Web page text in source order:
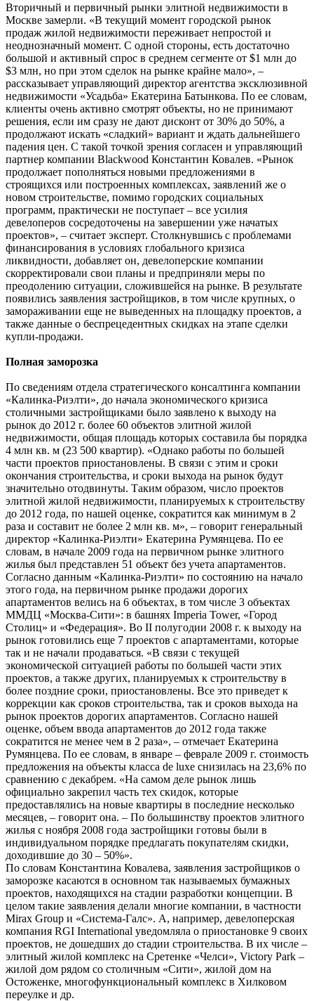
Вторичный и первичный рынки элитной недвижимости в
Москве замерли. «В текущий момент городской рынок
продаж жилой недвижимости переживает непростой и
неоднозначный момент. С одной стороны, есть достаточно
большой и активный спрос в среднем сегменте от $1 млн до
$3 млн, но при этом сделок на рынке крайне мало», –
рассказывает управляющий директор агентства эксклюзивной
недвижимости «Усадьба» Екатерина Батынкова. По ее словам,
клиенты очень активно смотрят объекты, но не принимают
решения, если им сразу не дают дисконт от 30% до 50%, а
продолжают искать «сладкий» вариант и ждать дальнейшего
падения цен. С такой точкой зрения согласен и управляющий
партнер компании Blackwood Константин Ковалев. «Рынок
продолжает пополняться новыми предложениями в
строящихся или построенных комплексах, заявлений же о
новом строительстве, помимо городских социальных
программ, практически не поступает – все усилия
девелоперов сосредоточены на завершении уже начатых
проектов», – считает эксперт. Столкнувшись с проблемами
финансирования в условиях глобального кризиса
ликвидности, добавляет он, девелоперские компании
скорректировали свои планы и предприняли меры по
преодолению ситуации, сложившейся на рынке. В результате
появились заявления застройщиков, в том числе крупных, о
замораживании еще не выведенных на площадку проектов, а
также данные о беспрецедентных скидках на этапе сделки
купли-продажи.
Полная заморозка
По сведениям отдела стратегического консалтинга компании
«Калинка-Риэлти», до начала экономического кризиса
столичными застройщиками было заявлено к выходу на
рынок до 2012 г. более 60 объектов элитной жилой
недвижимости, общая площадь которых составила бы порядка
4 млн кв. м (23 500 квартир). «Однако работы по большей
части проектов приостановлены. В связи с этим и сроки
окончания строительства, и сроки выхода на рынок будут
значительно отодвинуты. Таким образом, число проектов
элитной жилой недвижимости, планируемых к строительству
до 2012 года, по нашей оценке, сократится как минимум в 2
раза и составит не более 2 млн кв. м», – говорит генеральный
директор «Калинка-Риэлти» Екатерина Румянцева. По ее
словам, в начале 2009 года на первичном рынке элитного
жилья был представлен 51 объект без учета апартаментов.
Согласно данным «Калинка-Риэлти» по состоянию на начало
этого года, на первичном рынке продажи дорогих
апартаментов велись на 6 объектах, в том числе 3 объектах
ММДЦ «Москва-Сити»: в башнях Imperia Tower, «Город
Столиц» и «Федерация». Во II полугодии 2008 г. к выходу на
рынок готовились еще 7 проектов с апартаментами, которые
так и не начали продаваться. «В связи с текущей
экономической ситуацией работы по большей части этих
проектов, а также других, планируемых к строительству в
более поздние сроки, приостановлены. Все это приведет к
коррекции как сроков строительства, так и сроков выхода на
рынок проектов дорогих апартаментов. Согласно нашей
оценке, объем ввода апартаментов до 2012 года также
сократится не менее чем в 2 раза», – отмечает Екатерина
Румянцева. По ее словам, в январе – феврале 2009 г. стоимость
предложения на объекты класса de luxe снизилась на 23,6% по
сравнению с декабрем. «На самом деле рынок лишь
официально закрепил часть тех скидок, которые
предоставлялись на новые квартиры в последние несколько
месяцев, – говорит она. – По большинству проектов элитного
жилья с ноября 2008 года застройщики готовы были в
индивидуальном порядке предлагать покупателям скидки,
доходившие до 30 – 50%».
По словам Константина Ковалева, заявления застройщиков о
заморозке касаются в основном так называемых бумажных
проектов, находящихся на стадии разработки концепции. В
целом такие заявления делали многие компании, в частности
Mirax Group и «Система-Галс». А, например, девелоперская
компания RGI International уведомляла о приостановке 9 своих
проектов, не дошедших до стадии строительства. В их числе –
элитный жилой комплекс на Сретенке «Челси», Victory Park –
жилой дом рядом со столичным «Сити», жилой дом на
Остоженке, многофункциональный комплекс в Хилковом
переулке и др.